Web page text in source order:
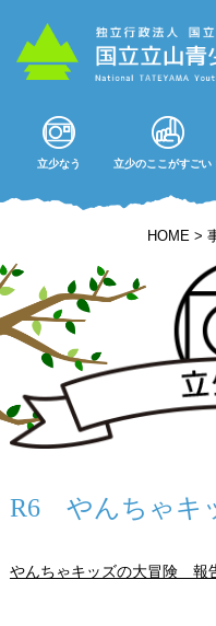
立少なう 立少のここがすごい
HOME >
R6 やんちゃキ
やんちゃキッズの大冒険 報